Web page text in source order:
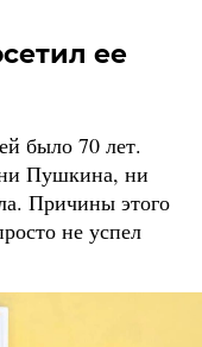
ее
было 70 лет.
Пушкина, ни
Причины этого
не успел